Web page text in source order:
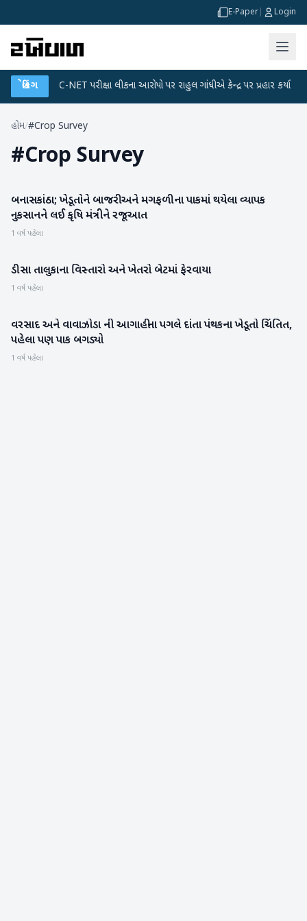
E-Paper Login
બ્રેકિંગ
● UGC-NET પરીક્ષા લીકના આરોપો પર રાહુલ ગાંધીએ કેન્દ્ર પર પ્રહાર કર્યા ●
હોમ/#Crop Survey
#Crop Survey
બનાસકાંઠા
બનાસકાંઠા; ખેડૂતોને બાજરી અને મગફળીના પાકમાં થયેલા વ્યાપક
નુકસાનને લઈ કૃષિ મંત્રીને રજૂઆત
1 વર્ષ પહેલા
બનાસકાંઠા
ડીસા તાલુકાના વિસ્તારો અને ખેતરો બેટમાં ફેરવાયા
1 વર્ષ પહેલા
બનાસકાંઠા
વરસાદ અને વાવાઝોડા ની આગાહીના પગલે દાંતા પંથકના ખેડૂતો ચિંતિત,
પહેલા પણ પાક બગડ્યો
1 વર્ષ પહેલા